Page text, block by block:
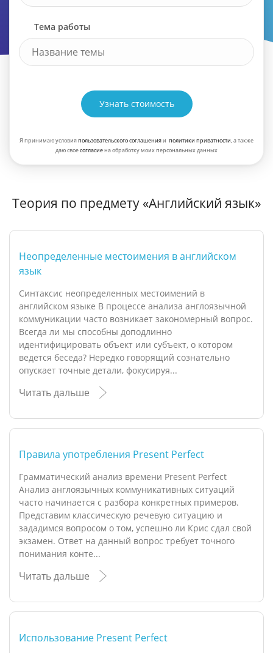
Тема работы
Узнать стоимость
Я принимаю условияпользовательского соглашенияи политики приватности, а также
даю своесогласиена обработку моих персональных данных
Теория по предмету «Английский язык»
Неопределенные местоимения в английском
язык
Синтаксис неопределенных местоимений в
английском языке В процессе анализа англоязычной
коммуникации часто возникает закономерный вопрос.
Всегда ли мы способны доподлинно
идентифицировать объект или субъект, о котором
ведется беседа? Нередко говорящий сознательно
опускает точные детали, фокусируя...
Читать дальше
Правила употребления Present Perfect
Грамматический анализ времени Present Perfect
Анализ англоязычных коммуникативных ситуаций
часто начинается с разбора конкретных примеров.
Представим классическую речевую ситуацию и
зададимся вопросом о том, успешно ли Крис сдал свой
экзамен. Ответ на данный вопрос требует точного
понимания конте...
Читать дальше
Использование Present Perfect